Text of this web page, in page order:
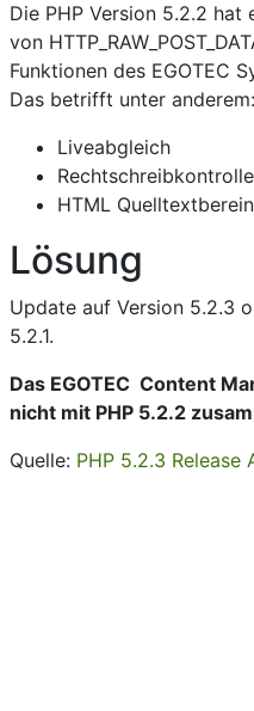
Die PHP Version 5.2.2 hat
von
Funktionen des EGOTEC
Das betrifft unter anderem:
Liveabgleich
Rechtschreibkontrolle
HTML
Lösung
Update auf Version 5.2.3
5.2.1.
Das EGOTEC Content
nicht mit PHP 5.2.2
Quelle: PHP 5.2.3 Release